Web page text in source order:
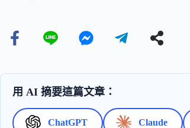
用 AI 摘要這篇文章：
ChatGPT Claude